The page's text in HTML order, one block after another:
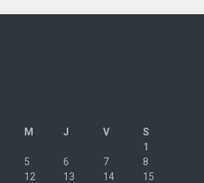
M J V
S
1
5 6 7
8
12 13 14
15